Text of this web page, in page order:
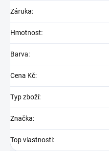
Záruka:
Hmotnost:
Barva:
Cena Kč:
Typ zboží:
Značka:
Top vlastnosti: